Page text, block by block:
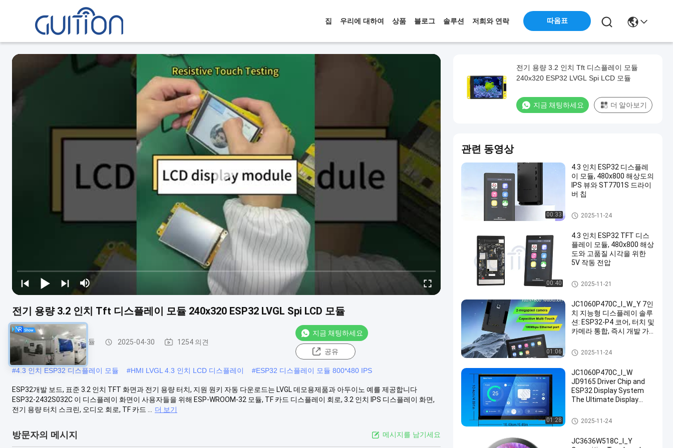
집 우리에 대하여 상품 블로그 솔루션 저희와 연락 따옴표
전기 용량 3.2 인치 Tft 디스플레이 모듈 240x320 ESP32 LVGL Spi LCD 모듈
ESP32 디스플레이 모듈 2025-04-30 1254 의견
지금 채팅하세요
공유
#4.3 인치 ESP32 디스플레이 모듈 #HMI LVGL 4.3 인치 LCD 디스플레이 #ESP32 디스플레이 모듈 800*480 IPS
ESP32개발 보드, 표준 3.2 인치 TFT 화면과 전기 용량 터치, 지원 원키 자동 다운로드는 LVGL 데모용제품과 아두이노 예를 제공합니다
ESP32-2432S032C 이 디스플레이 화면이 사용자들을 위해 ESP-WROOM-32 모듈, TF 카드 디스플레이 회로, 3.2 인치 IPS 디스플레이 화면,
전기 용량 터치 스크린, 오디오 회로, TF 카드 ...
더 보기
방문자의 메시지 메시지를 남기세요
전기 용량 3.2 인치 Tft 디스플레이 모듈
240x320 ESP32 LVGL Spi LCD 모듈
지금 채팅하세요 더 알아보기
관련 동영상
00:33
4.3 인치 ESP32 디스플레
이 모듈, 480x800 해상도의
IPS 뷰와 ST7701S 드라이
버 칩
ESP32 디스플레이 모듈
2025-11-24
00:40
4.3 인치 ESP32 TFT 디스
플레이 모듈, 480x800 해상
도와 고품질 시각을 위한
5V 작동 전압
ESP32 디스플레이 모듈
2025-11-21
01:06
JC1060P470C_I_W_Y 7인
치 지능형 디스플레이 솔루
션: ESP32-P4 코어, 터치 및
카메라 통합, 즉시 개발 가
ESP32 디스플레이 모듈
2025-11-24
01:28
JC1060P470C_I_W
JD9165 Driver Chip and
ESP32 Display System
The Ultimate Display
Business Needs
industrial grade tft liquid
screen
ESP32 디스플레이 모듈
2025-11-24
JC3636W518C_I_Y